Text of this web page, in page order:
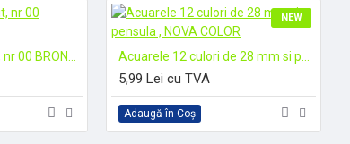
NEW
5,99 Lei cu TVA
Adaugă în Coş